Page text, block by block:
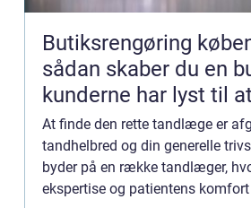
Butiksrengøring
sådan skaber du en
kunderne har lyst til
tilbage til
At finde den rette tandlæge er
tandhelbred og din generelle
byder på en række tandlæger,
ekspertise og patientens